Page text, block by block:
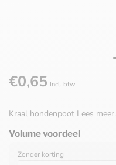
€0,65 Incl. btw
Kraal hondenpoot Lees meer.
Volume voordeel
Zonder korting